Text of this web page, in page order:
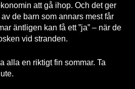
att gå ihop. Och det ger
de barn som annars mest får
äntligen kan få ett ”ja” – när de
vid stranden.
alla en riktigt fin sommar. Ta